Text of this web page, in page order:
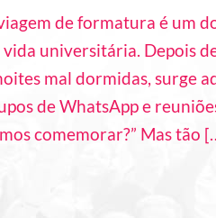
de formatura é um
vida universitária. Depois
mal dormidas, surge
de WhatsApp e
comemorar?” Mas tão